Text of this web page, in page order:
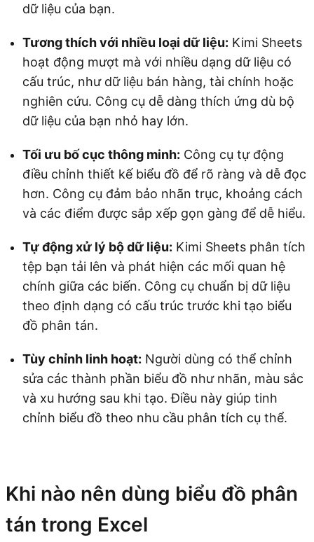
dữ liệu của bạn.
Tương thích với nhiều loại dữ liệu: Kimi Sheets
hoạt động mượt mà với nhiều dạng dữ liệu có
cấu trúc, như dữ liệu bán hàng, tài chính hoặc
nghiên cứu. Công cụ dễ dàng thích ứng dù bộ
dữ liệu của bạn nhỏ hay lớn.
Tối ưu bố cục thông minh: Công cụ tự động
điều chỉnh thiết kế biểu đồ để rõ ràng và dễ đọc
hơn. Công cụ đảm bảo nhãn trục, khoảng cách
và các điểm được sắp xếp gọn gàng để dễ hiểu.
Tự động xử lý bộ dữ liệu: Kimi Sheets phân tích
tệp bạn tải lên và phát hiện các mối quan hệ
chính giữa các biến. Công cụ chuẩn bị dữ liệu
theo định dạng có cấu trúc trước khi tạo biểu
đồ phân tán.
Tùy chỉnh linh hoạt: Người dùng có thể chỉnh
sửa các thành phần biểu đồ như nhãn, màu sắc
và xu hướng sau khi tạo. Điều này giúp tinh
chỉnh biểu đồ theo nhu cầu phân tích cụ thể.
Khi nào nên dùng biểu đồ phân
tán trong Excel